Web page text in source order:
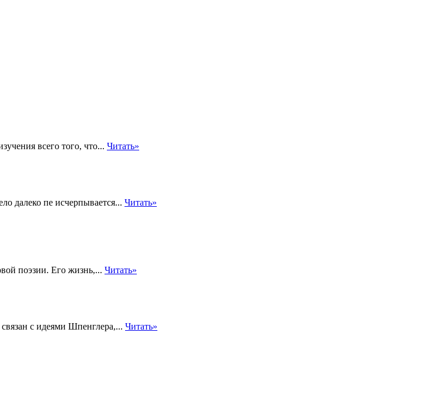
всего того, что... Читать»
далеко пе исчерпывается... Читать»
поэзии. Его жизнь,... Читать»
с идеями Шпенглера,... Читать»